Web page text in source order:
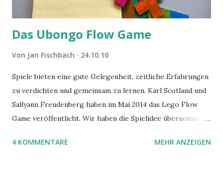
Das Ubongo Flow Game
Von Jan Fischbach 24.10.16
Spiele bieten eine gute Gelegenheit, zeitliche Erfahrungen
zu verdichten und gemeinsam zu lernen. Karl Scotland und
Sallyann Freudenberg haben im Mai 2014 das Lego Flow
Game veröffentlicht. Wir haben die Spielidee übernommen,
benutzen wir Material aus Grzegorz Rejchtmans Ubongo-
4 KOMMENTARE MEHR ANZEIGEN